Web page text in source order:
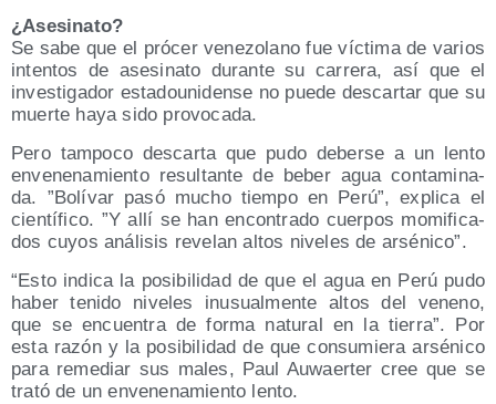
¿Ase­si­na­to?
Se sabe que el pró­cer vene­zo­lano fue víc­ti­ma de varios
inten­tos de ase­si­na­to duran­te su carre­ra, así que el
inves­ti­ga­dor esta­dou­ni­den­se no pue­de des­car­tar que su
muer­te haya sido provocada.
Pero tam­po­co des­car­ta que pudo deber­se a un len­to
enve­ne­na­mien­to resul­tan­te de beber agua con­ta­mi­na­
da. ”Bolí­var pasó mucho tiem­po en Perú”, expli­ca el
cien­tí­fi­co. ”Y allí se han encon­tra­do cuer­pos momi­fi­ca­
dos cuyos aná­li­sis reve­lan altos nive­les de arsénico”.
“Esto indi­ca la posi­bi­li­dad de que el agua en Perú pudo
haber teni­do nive­les inusual­men­te altos del veneno,
que se encuen­tra de for­ma natu­ral en la tie­rra”. Por
esta razón y la posi­bi­li­dad de que con­su­mie­ra arsé­ni­co
para reme­diar sus males, Paul Auwaer­ter cree que se
tra­tó de un enve­ne­na­mien­to lento.